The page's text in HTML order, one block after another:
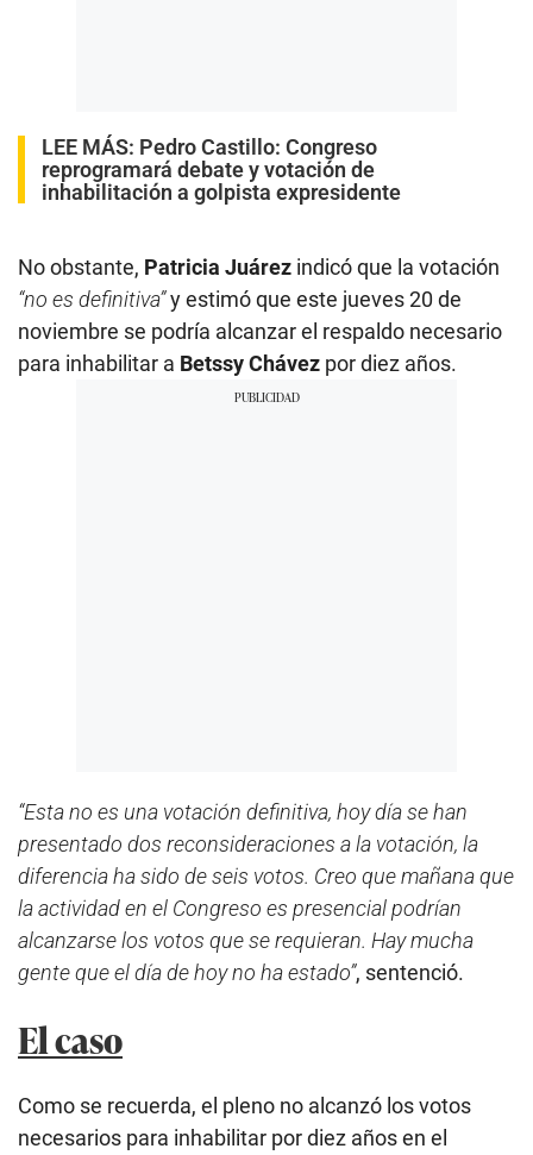
LEE MÁS: Pedro Castillo: Congreso
reprogramará debate y votación de
inhabilitación a golpista expresidente
No obstante, Patricia Juárez indicó que la votación
“no es definitiva”y estimó que este jueves 20 de
noviembre se podría alcanzar el respaldo necesario
para inhabilitar a Betssy Chávez por diez años.
“Esta no es una votación definitiva, hoy día se han
presentado dos reconsideraciones a la votación, la
diferencia ha sido de seis votos. Creo que mañana que
la actividad en el Congreso es presencial podrían
alcanzarse los votos que se requieran. Hay mucha
gente que el día de hoy no ha estado”, sentenció.
El caso
Como se recuerda, el pleno no alcanzó los votos
necesarios para inhabilitar por diez años en el